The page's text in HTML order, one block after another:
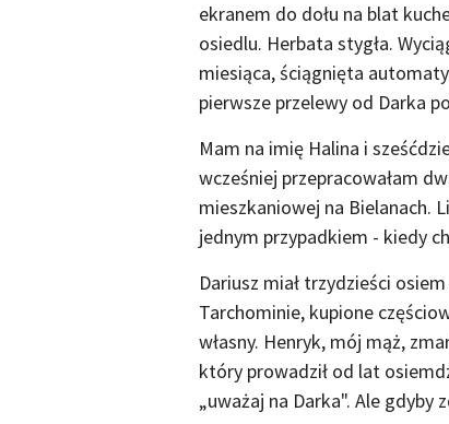
ekranem do dołu na blat
osiedlu. Herbata stygła.
miesiąca, ściągnięta
pierwsze przelewy od Darka
Mam na imię Halina i
wcześniej przepracowałam
mieszkaniowej na Bielanach.
jednym przypadkiem - kiedy
Dariusz miał trzydzieści
Tarchominie, kupione
własny. Henryk, mój mąż,
który prowadził od lat
„uważaj na Darka". Ale gdyby